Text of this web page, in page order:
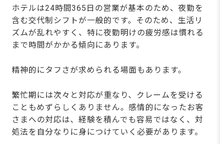
ホテルは24時間365日の営業が基本のため、夜勤を
含む交代制シフトが一般的です。そのため、生活リ
ズムが乱れやすく、特に夜勤明けの疲労感は慣れる
まで時間がかかる傾向にあります。
精神的にタフさが求められる場面もあります。
繁忙期には次々と対応が重なり、クレームを受ける
こともめずらしくありません。感情的になったお客
さまへの対応は、経験を積んでも容易ではなく、対
処法を自分なりに身につけていく必要があります。